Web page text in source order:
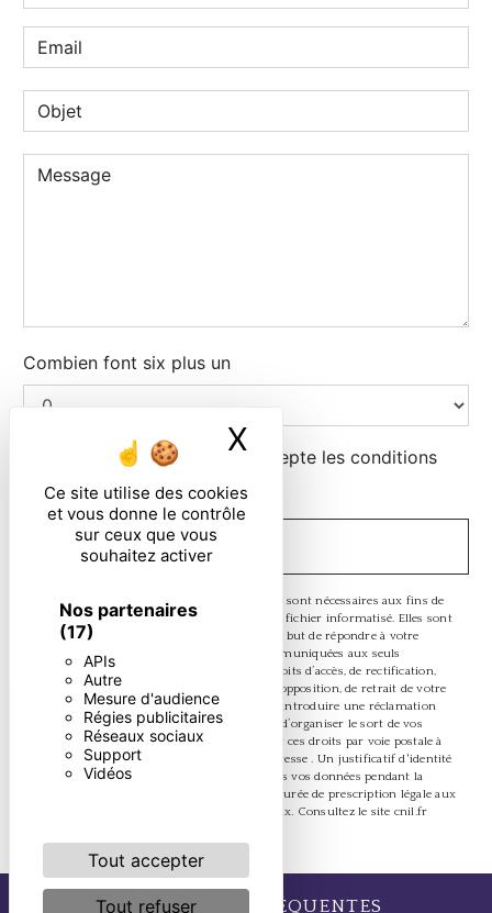
Ce site utilise des cookies
et vous donne le contrôle
sur ceux que vous
souhaitez activer
Nos partenaires
(17)
APIs
Autre
Mesure d'audience
Régies publicitaires
Réseaux sociaux
Support
Vidéos
Tout accepter
Tout refuser
X Masquer le
Combien font six plus un
En cochant cette case, j'accepte les conditions
particulières ci-dessous **
ENVOYER
** Les données personnelles communiquées sont nécessaires aux fins de
vous contacter et sont enregistrées dans un fichier informatisé. Elles sont
destinées à et ses sous-traitants dans le seul but de répondre à votre
message. Les données collectées seront communiquées aux seuls
destinataires suivants: . Vous disposez de droits d’accès, de rectification,
d’effacement, de portabilité, de limitation, d’opposition, de retrait de votre
consentement à tout moment et du droit d’introduire une réclamation
auprès d’une autorité de contrôle, ainsi que d’organiser le sort de vos
données post-mortem. Vous pouvez exercer ces droits par voie postale à
l'adresse ou par courrier électronique à l'adresse . Un justificatif d'identité
pourra vous être demandé. Nous conservons vos données pendant la
période de prise de contact puis pendant la durée de prescription légale aux
fins probatoires et de gestion des contentieux. Consultez le site cnil.fr
RECHERCHES FRÉQUENTES